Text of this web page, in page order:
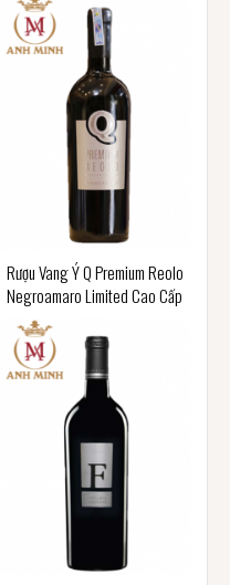
Rượu Vang Ý Q Premium Reolo
Negroamaro Limited Cao Cấp